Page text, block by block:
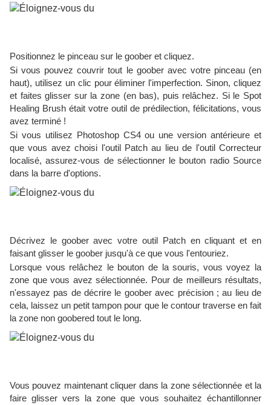
Positionnez le pinceau sur le goober et cliquez.
Si vous pouvez couvrir tout le goober avec votre pinceau (en
haut), utilisez un clic pour éliminer l'imperfection. Sinon, cliquez
et faites glisser sur la zone (en bas), puis relâchez. Si le Spot
Healing Brush était votre outil de prédilection, félicitations, vous
avez terminé !
Si vous utilisez Photoshop CS4 ou une version antérieure et
que vous avez choisi l'outil Patch au lieu de l'outil Correcteur
localisé, assurez-vous de sélectionner le bouton radio Source
dans la barre d'options.
Décrivez le goober avec votre outil Patch en cliquant et en
faisant glisser le goober jusqu'à ce que vous l'entouriez.
Lorsque vous relâchez le bouton de la souris, vous voyez la
zone que vous avez sélectionnée. Pour de meilleurs résultats,
n'essayez pas de décrire le goober avec précision ; au lieu de
cela, laissez un petit tampon pour que le contour traverse en fait
la zone non goobered tout le long.
Vous pouvez maintenant cliquer dans la zone sélectionnée et la
faire glisser vers la zone que vous souhaitez échantillonner